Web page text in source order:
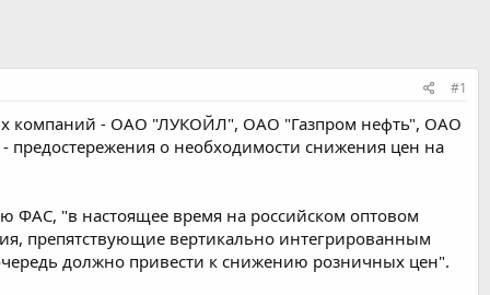
#1
компаний - ОАО "ЛУКОЙЛ", ОАО "Газпром нефть", ОАО
о необходимости снижения цен на
ФАС, "в настоящее время на российском оптовом
препятствующие вертикально интегрированным
должно привести к снижению розничных цен".